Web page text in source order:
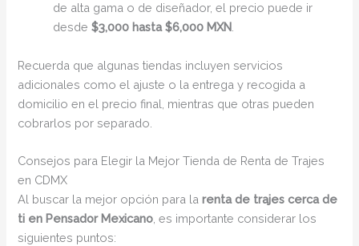
de alta gama o de diseñador, el precio puede ir
desde$3,000 hasta $6,000 MXN
Recuerda que algunas tiendas incluyen servicios
adicionales como el ajuste o la entrega y recogida a
domicilio en el precio final, mientras que otras pueden
cobrarlos por separado.
Consejos para Elegir la Mejor Tienda de Renta de Trajes
en CDMX
Al buscar la mejor opción para larenta de trajes cerca de
ti en Pensador Mexicano , es importante considerar los
siguientes puntos: